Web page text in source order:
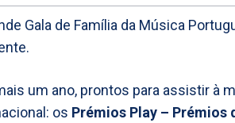
Gala de Família da Música
um ano, prontos para assistir à
os Prémios Play – Prémios